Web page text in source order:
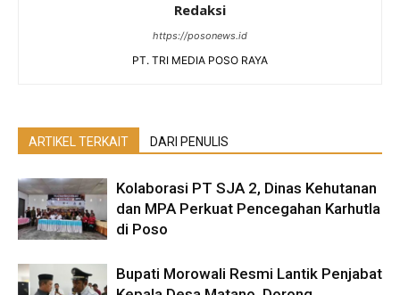
Redaksi
https://posonews.id
PT. TRI MEDIA POSO RAYA
ARTIKEL TERKAIT DARI PENULIS
Kolaborasi PT SJA 2, Dinas Kehutanan
dan MPA Perkuat Pencegahan Karhutla
di Poso
Bupati Morowali Resmi Lantik Penjabat